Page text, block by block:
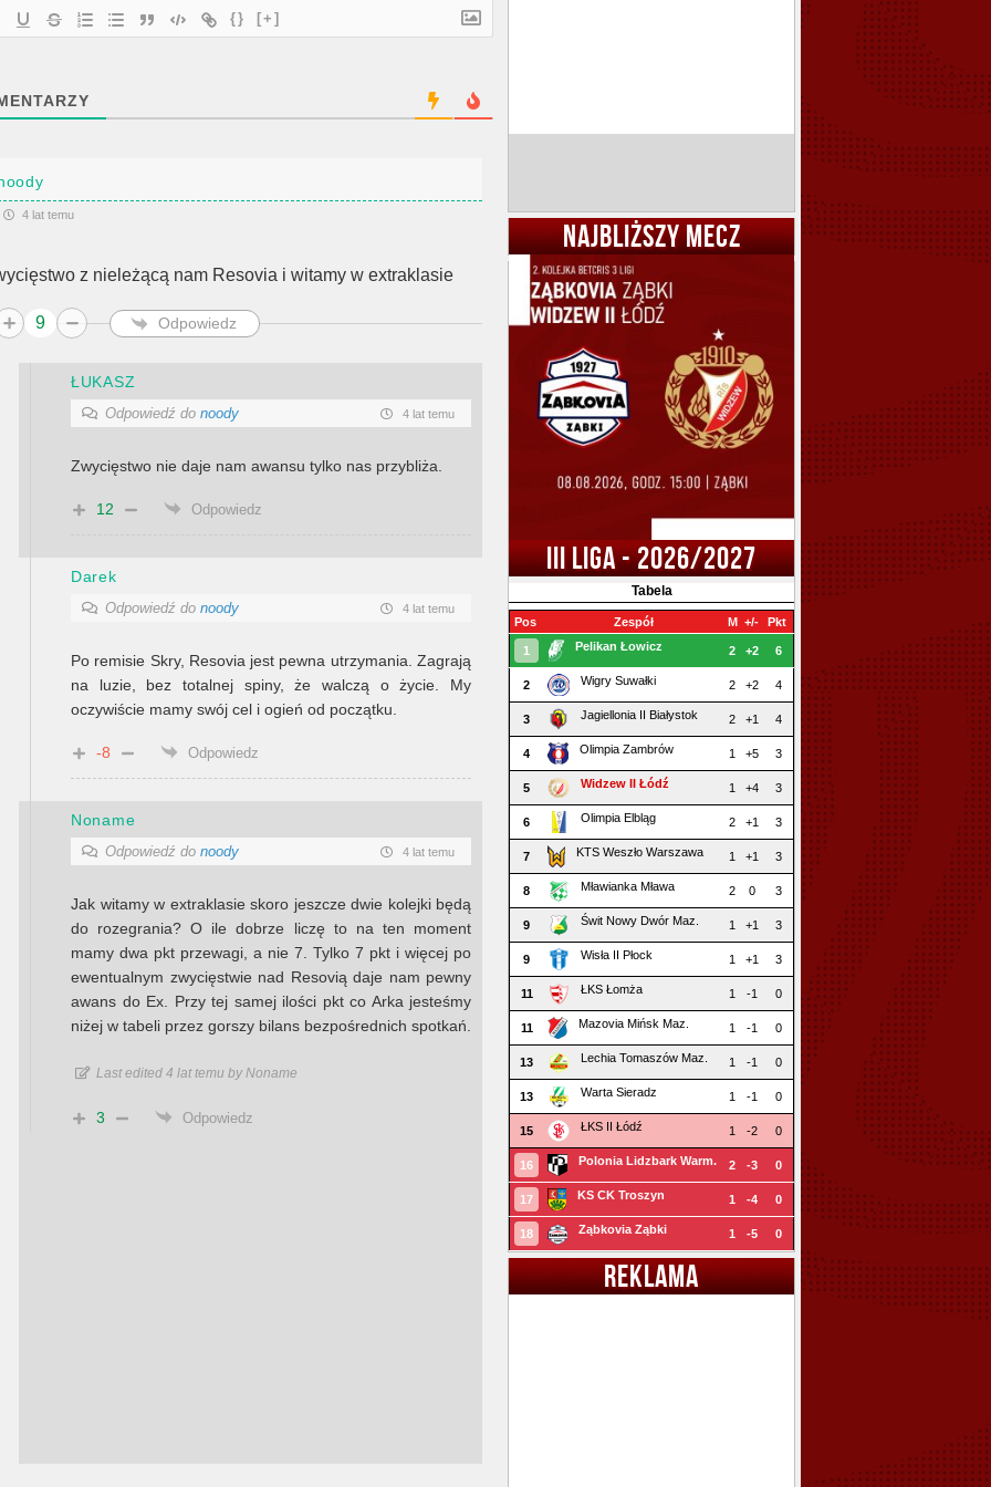
{} [+]
4 lat temu
z nieleżącą nam Resovia i witamy w extraklasie
9 Odpowiedz
ŁUKASZ
Odpowiedź do noody 4 lat temu
Zwycięstwo nie daje nam awansu tylko nas przybliża.
12 Odpowiedz
Darek
Odpowiedź do noody 4 lat temu
Po remisie Skry, Resovia jest pewna utrzymania. Zagrają
na luzie, bez totalnej spiny, że walczą o życie. My
oczywiście mamy swój cel i ogień od początku.
-8 Odpowiedz
Noname
Odpowiedź do noody 4 lat temu
Jak witamy w extraklasie skoro jeszcze dwie kolejki będą
do rozegrania? O ile dobrze liczę to na ten moment
mamy dwa pkt przewagi, a nie 7. Tylko 7 pkt i więcej po
ewentualnym zwycięstwie nad Resovią daje nam pewny
awans do Ex. Przy tej samej ilości pkt co Arka jesteśmy
niżej w tabeli przez gorszy bilans bezpośrednich spotkań.
Last edited 4 lat temu by Noname
3 Odpowiedz
NAJBLIŻSZY MECZ
III LIGA - 2026/2027
Tabela
Pos Zespół M +/- Pkt
1 Pelikan Łowicz 2 +2 6
2 Wigry Suwałki 2 +2 4
3 Jagiellonia II Białystok 2 +1 4
4 Olimpia Zambrów 1 +5 3
5 Widzew II Łódź 1 +4 3
6 Olimpia Elbląg 2 +1 3
7 KTS Weszło Warszawa 1 +1 3
8 Mławianka Mława 2 0 3
9 Świt Nowy Dwór Maz. 1 +1 3
9 Wisła II Płock 1 +1 3
11 ŁKS Łomża 1 -1 0
11 Mazovia Mińsk Maz. 1 -1 0
13 Lechia Tomaszów Maz. 1 -1 0
13 Warta Sieradz 1 -1 0
15 ŁKS II Łódź 1 -2 0
16 Polonia Lidzbark Warm. 2 -3 0
17 KS CK Troszyn 1 -4 0
18 Ząbkovia Ząbki 1 -5 0
REKLAMA